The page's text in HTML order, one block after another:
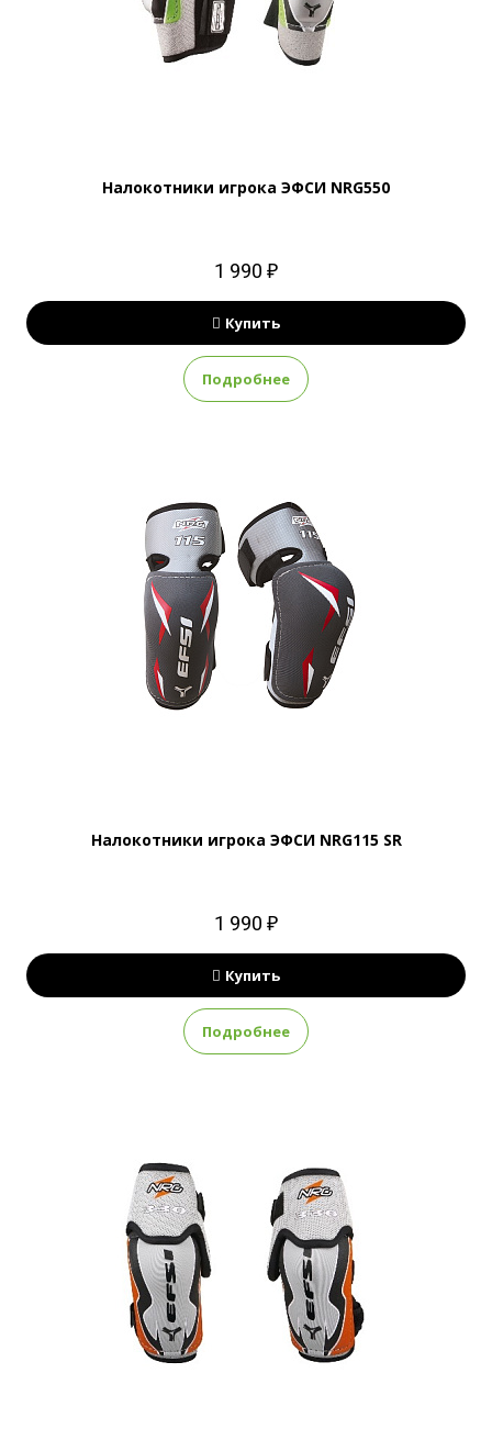
Налокотники игрока ЭФСИ NRG550
1 990 ₽
Купить
Подробнее
Налокотники игрока ЭФСИ NRG115 SR
1 990 ₽
Купить
Подробнее